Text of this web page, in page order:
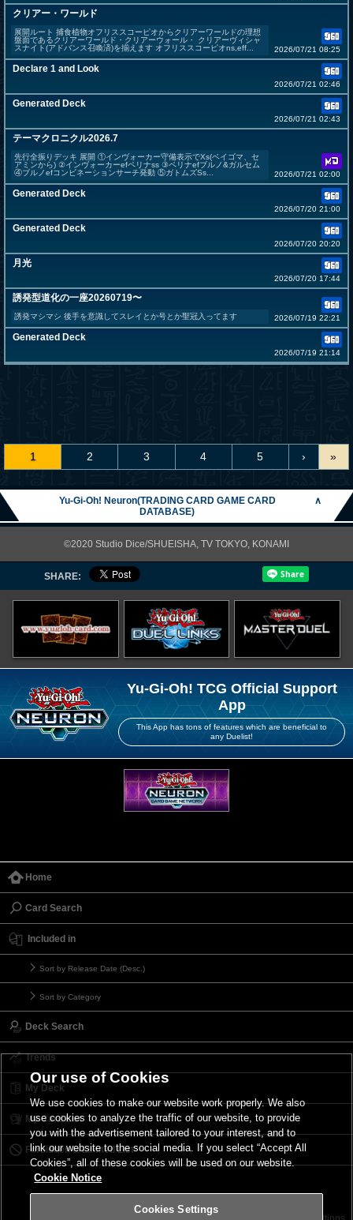
クリアー・ワールド
展開ルート 捕食植物オフリススコーピオからクリアーワールドの理想
盤面であるクリアーワールド・クリアーウォール・ クリアーヴィシャ
スナイト(アドバンス召喚済)を揃えます オフリススコーピオns,eff...
2026/07/21 08:25
Declare 1 and Look
2026/07/21 02:46
Generated Deck
2026/07/21 02:43
テーマクロニクル2026.7
先行全振りデッキ 展開 ①インヴォーカー守備表示でXs(ベイゴマ、セ
アミンから) ②インヴォーカーefペリナss ③ペリナefブルノ&ガルセム
④ブルノefコンビネーションサーチ発動 ⑤ガトムズSs...
2026/07/21 02:00
Generated Deck
2026/07/20 21:00
Generated Deck
2026/07/20 20:20
月光
2026/07/20 17:44
誘発型道化の一座20260719〜
誘発マシマシ 後手を意識してスレイとか号とか聖冠入ってます 2026/07/19 22:21
Generated Deck
2026/07/19 21:14
1 2 3 4 5 › »
Yu-Gi-Oh! Neuron(TRADING CARD GAME CARD
DATABASE)
∧
©2020 Studio Dice/SHUEISHA, TV TOKYO, KONAMI
SHARE:
Yu-Gi-Oh! TCG Official Support
App
This App has tons of features which are beneficial to
any Duelist!
Home
Card Search
Included in
Sort by Release Date (Desc.)
Sort by Category
Deck Search
Trends
My Deck
My Card List
Forbidden & Limited List
Our use of Cookies
We use cookies to make our website work properly. We also
use cookies to analyze the traffic of our website, to provide
you with the advertisement tailored to your interest, and to
link our website to the social media. If you select “Accept All
Cookies”, all of these cookies will be used on our website.
Cookie Notice
Cookies Settings